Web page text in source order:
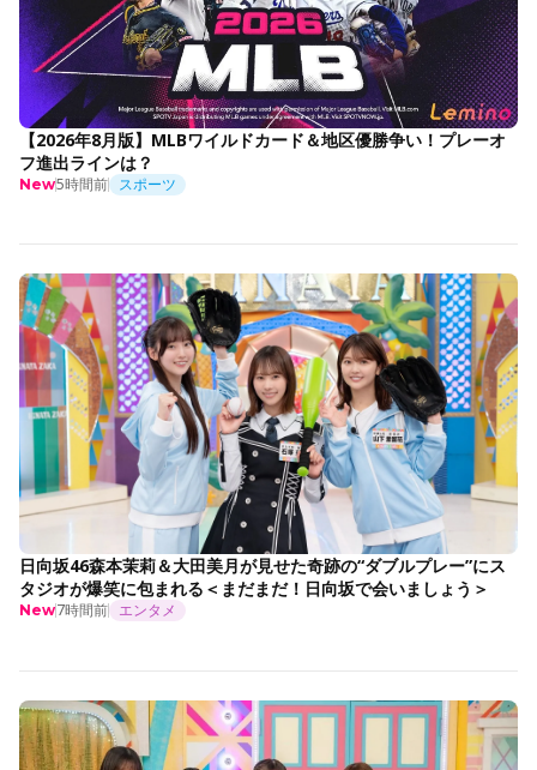
【2026年8月版】MLBワイルドカード＆地区優勝争い！プレーオ
フ進出ラインは？
New5時間前 スポーツ
日向坂46森本茉莉＆大田美月が見せた奇跡の“ダブルプレー”にス
タジオが爆笑に包まれる＜まだまだ！日向坂で会いましょう＞
New7時間前 エンタメ